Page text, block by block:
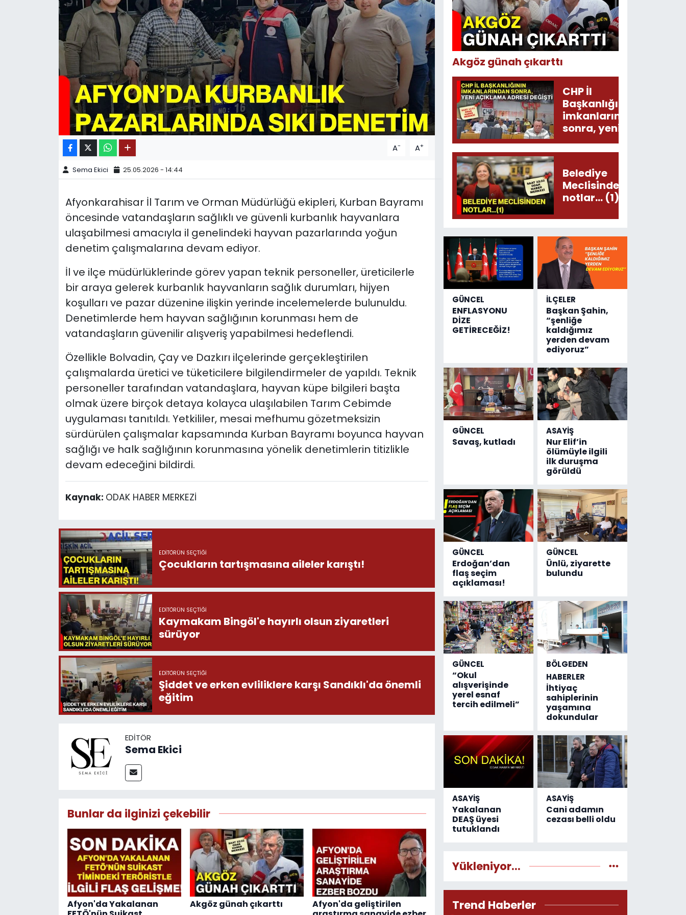
A- A+
Sema Ekici 25.05.2026 - 14:44
Afyonkarahisar İl Tarım ve Orman Müdürlüğü ekipleri, Kurban Bayramı
öncesinde vatandaşların sağlıklı ve güvenli kurbanlık hayvanlara
ulaşabilmesi amacıyla il genelindeki hayvan pazarlarında yoğun
denetim çalışmalarına devam ediyor.
İl ve ilçe müdürlüklerinde görev yapan teknik personeller, üreticilerle
bir araya gelerek kurbanlık hayvanların sağlık durumları, hijyen
koşulları ve pazar düzenine ilişkin yerinde incelemelerde bulunuldu.
Denetimlerde hem hayvan sağlığının korunması hem de
vatandaşların güvenilir alışveriş yapabilmesi hedeflendi.
Özellikle Bolvadin, Çay ve Dazkırı ilçelerinde gerçekleştirilen
çalışmalarda üretici ve tüketicilere bilgilendirmeler de yapıldı. Teknik
personeller tarafından vatandaşlara, hayvan küpe bilgileri başta
olmak üzere birçok detaya kolayca ulaşılabilen Tarım Cebimde
uygulaması tanıtıldı. Yetkililer, mesai mefhumu gözetmeksizin
sürdürülen çalışmalar kapsamında Kurban Bayramı boyunca hayvan
sağlığı ve halk sağlığının korunmasına yönelik denetimlerin titizlikle
devam edeceğini bildirdi.
Kaynak: ODAK HABER MERKEZİ
EDITÖRÜN SEÇTIĞI
Çocukların tartışmasına aileler karıştı!
EDITÖRÜN SEÇTIĞI
Kaymakam Bingöl'e hayırlı olsun ziyaretleri
sürüyor
EDITÖRÜN SEÇTIĞI
Şiddet ve erken evliliklere karşı Sandıklı'da önemli
eğitim
EDITÖR
Sema Ekici
Bunlar da ilginizi çekebilir
Afyon'da Yakalanan
Akgöz günah çıkarttı
Afyon'da geliştirilen
Akgöz günah çıkarttı
CHP İl
Başkanlığının
imkanlarından
sonra, yeni
açıklama
adresi değişti!
Belediye
Meclisinden
notlar... (1)
GÜNCEL
ENFLASYONU
DİZE
GETİRECEĞİZ!
İLÇELER
Başkan Şahin,
“şenliğe
kaldığımız
yerden devam
ediyoruz”
GÜNCEL
Savaş, kutladı
ASAYİŞ
Nur Elif’in
ölümüyle ilgili
ilk duruşma
görüldü
GÜNCEL
Erdoğan’dan
flaş seçim
açıklaması!
GÜNCEL
Ünlü, ziyarette
bulundu
GÜNCEL
“Okul
alışverişinde
yerel esnaf
tercih edilmeli”
BÖLGEDEN
HABERLER
İhtiyaç
sahiplerinin
yaşamına
dokundular
ASAYİŞ
Yakalanan
DEAŞ üyesi
tutuklandı
ASAYİŞ
Cani adamın
cezası belli oldu
Yükleniyor...
Trend Haberler
11:11 MANŞET